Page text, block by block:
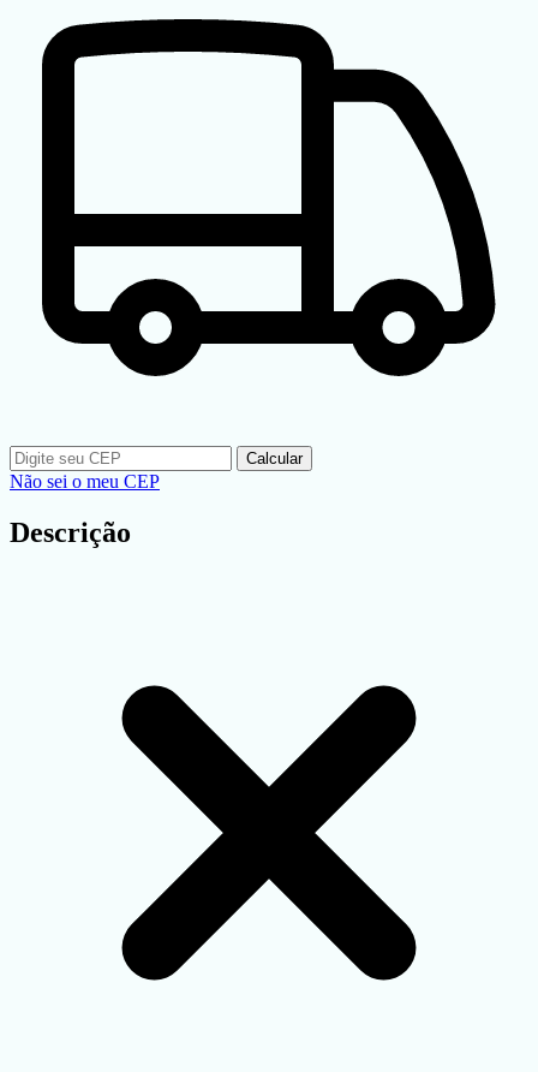
Calcular
Não sei o meu CEP
Descrição